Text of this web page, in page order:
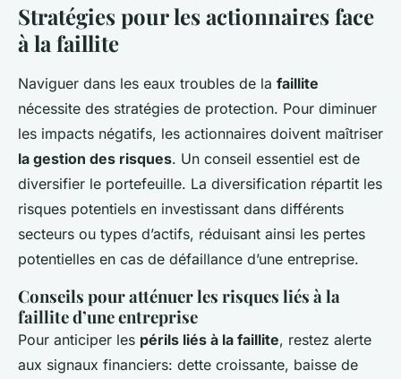
Stratégies pour les actionnaires face
à la faillite
Naviguer dans les eaux troubles de la faillite
nécessite des stratégies de protection. Pour diminuer
les impacts négatifs, les actionnaires doivent maîtriser
la gestion des risques. Un conseil essentiel est de
diversifier le portefeuille. La diversification répartit les
risques potentiels en investissant dans différents
secteurs ou types d’actifs, réduisant ainsi les pertes
potentielles en cas de défaillance d’une entreprise.
Conseils pour atténuer les risques liés à la
faillite d’une entreprise
Pour anticiper les périls liés à la faillite, restez alerte
aux signaux financiers: dette croissante, baisse de